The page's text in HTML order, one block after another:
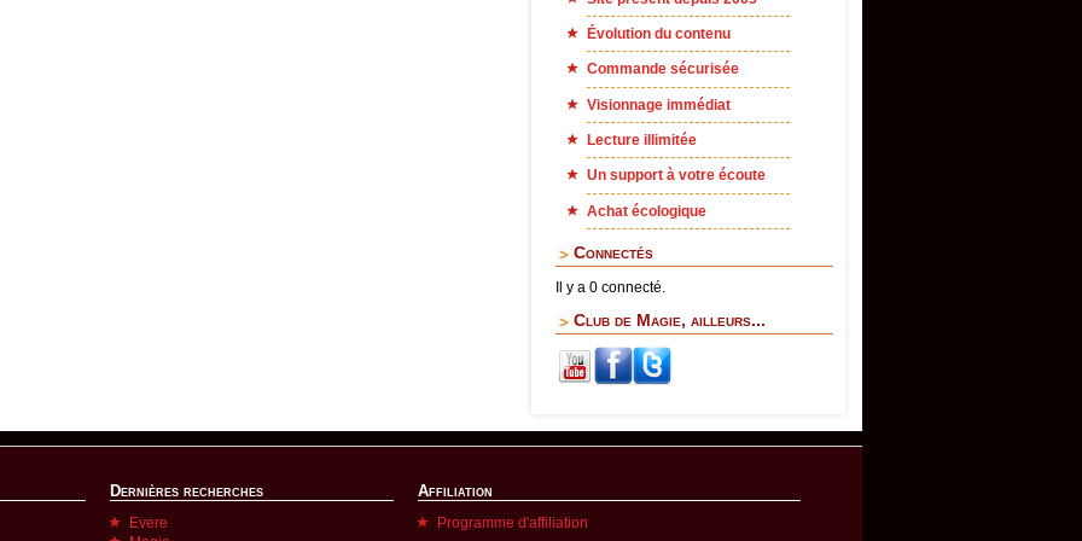
Évolution du contenu
Commande sécurisée
Visionnage immédiat
Lecture illimitée
Un support à votre écoute
Achat écologique
Connectés
Il y a 0 connecté.
Club de Magie, ailleurs...
Dernières recherches
Evere
Affiliation
Programme d'affiliation